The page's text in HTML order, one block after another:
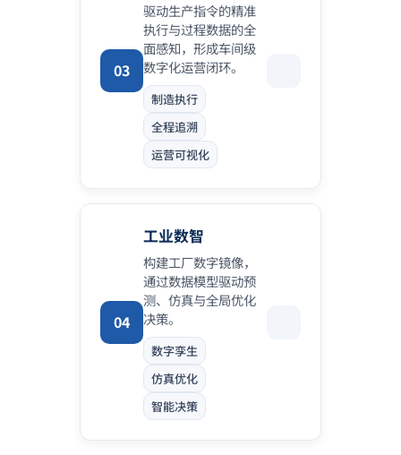
03
驱动生产指令的精准
执行与过程数据的全
面感知，形成车间级
数字化运营闭环。
制造执行
全程追溯
运营可视化
04
工业数智
构建工厂数字镜像，
通过数据模型驱动预
测、仿真与全局优化
决策。
数字孪生
仿真优化
智能决策